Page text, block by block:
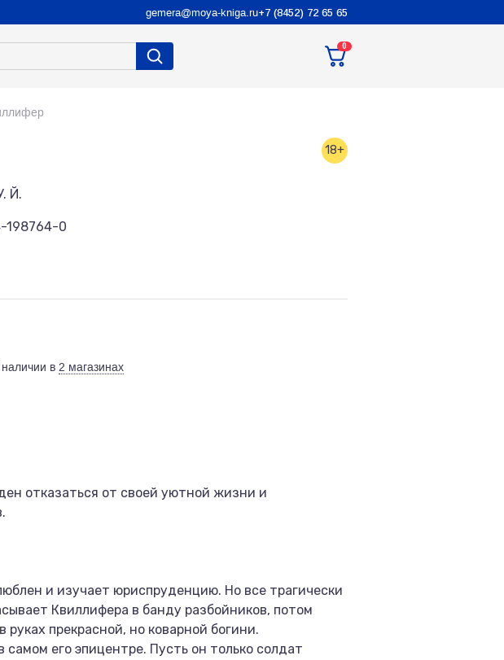
gemera@moya-kniga.ru+7 (8452) 72 65 65
0
18+
Й.
198764-0
в 2 магазинах
отказаться от своей уютной жизни и
и изучает юриспруденцию. Но все трагически
Квиллифера в банду разбойников, потом
прекрасной, но коварной богини.
его эпицентре. Пусть он только солдат